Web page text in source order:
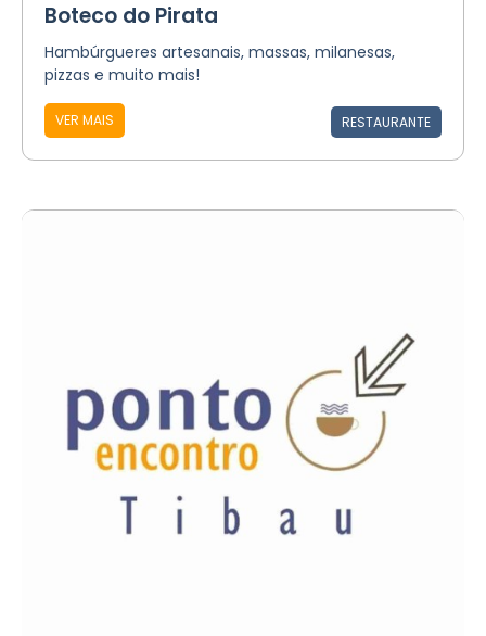
Boteco do Pirata
Hambúrgueres artesanais, massas, milanesas,
pizzas e muito mais!
VER MAIS RESTAURANTE